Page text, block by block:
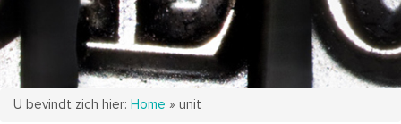
U bevindt zich hier: Home » unit